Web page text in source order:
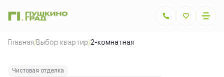
Главная/Выбор квартир/2-комнатная
Ипотекаот 28 198 руб.
Чистовая отделка